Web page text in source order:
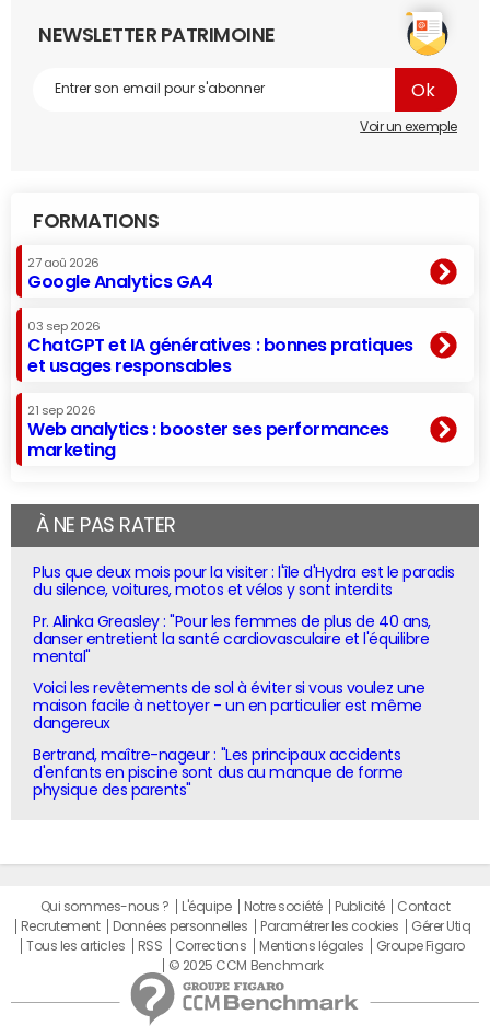
NEWSLETTER PATRIMOINE
Voir un exemple
FORMATIONS
27 aoû 2026
Google Analytics GA4
03 sep 2026
ChatGPT et IA génératives : bonnes pratiques
et usages responsables
21 sep 2026
Web analytics : booster ses performances
marketing
À NE PAS RATER
Plus que deux mois pour la visiter : l'île d'Hydra est le paradis
du silence, voitures, motos et vélos y sont interdits
Pr. Alinka Greasley : "Pour les femmes de plus de 40 ans,
danser entretient la santé cardiovasculaire et l'équilibre
mental"
Voici les revêtements de sol à éviter si vous voulez une
maison facile à nettoyer - un en particulier est même
dangereux
Bertrand, maître-nageur : "Les principaux accidents
d'enfants en piscine sont dus au manque de forme
physique des parents"
Qui sommes-nous ? L'équipe Notre société Publicité
Contact
Recrutement
Données personnelles Paramétrer les cookies
Gérer Utiq
Tous les articles
RSS Corrections Mentions légales
Groupe Figaro
© 2025 CCM Benchmark